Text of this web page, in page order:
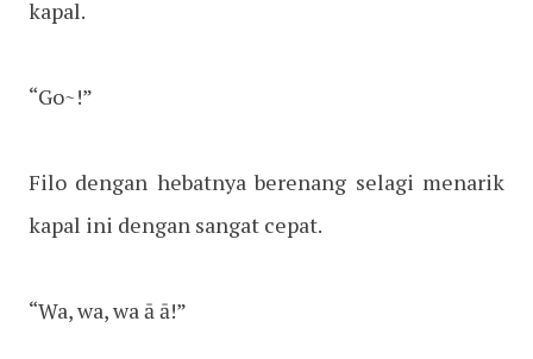
kapal.
“Go~!”
Filo dengan hebatnya berenang selagi menarik
kapal ini dengan sangat cepat.
“Wa, wa, wa ā ā!”